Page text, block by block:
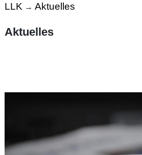
LLK → Aktuelles
Aktuelles